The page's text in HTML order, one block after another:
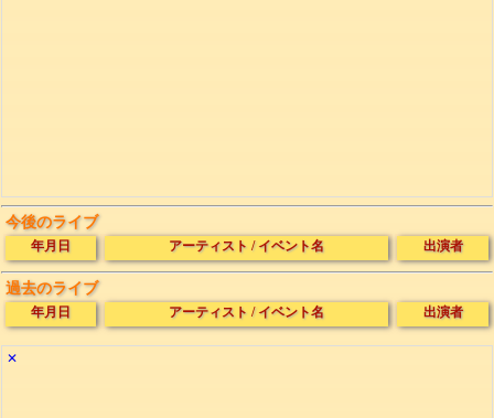
今後のライブ
年月日 アーティスト / イベント名 出演者
過去のライブ
年月日 アーティスト / イベント名 出演者
✕